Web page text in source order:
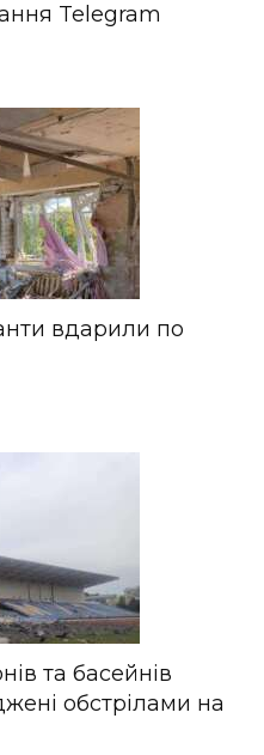
Telegram
вдарили по
та басейнів
обстрілами на